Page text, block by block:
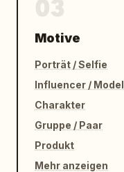
Motive
Porträt / Selfie
Influencer / Model
Charakter
Gruppe / Paar
Produkt
Mehr anzeigen